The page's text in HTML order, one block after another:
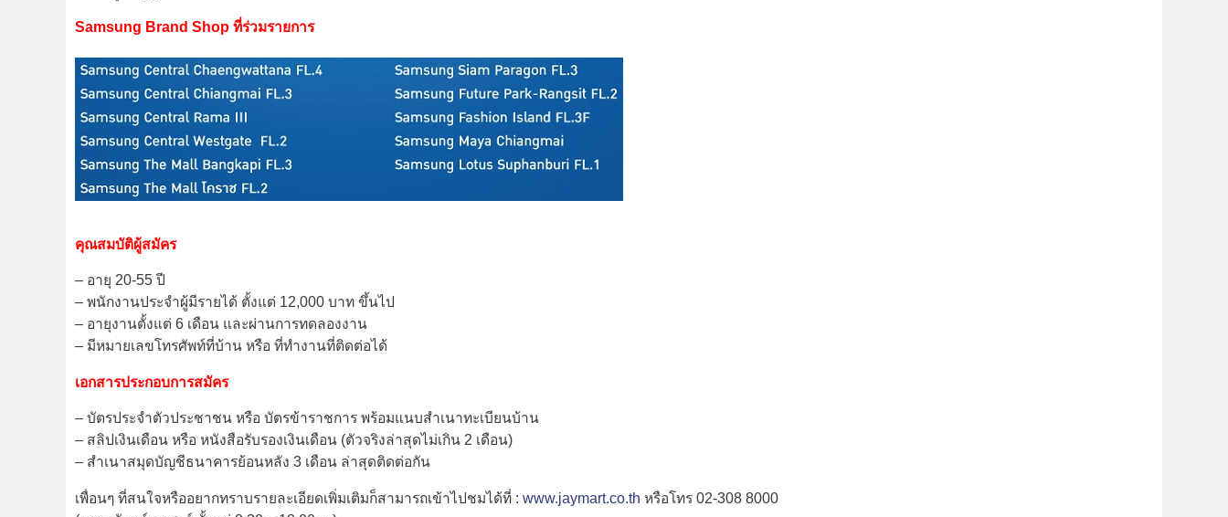
Samsung Brand Shop ที่ร่วมรายการ
คุณสมบัติผู้สมัคร
– อายุ 20-55 ปี
– พนักงานประจำผู้มีรายได้ ตั้งแต่ 12,000 บาท ขึ้นไป
– อายุงานตั้งแต่ 6 เดือน และผ่านการทดลองงาน
– มีหมายเลขโทรศัพท์ที่บ้าน หรือ ที่ทำงานที่ติดต่อได้
เอกสารประกอบการสมัคร
– บัตรประจำตัวประชาชน หรือ บัตรข้าราชการ พร้อมแนบสำเนาทะเบียนบ้าน
– สลิปเงินเดือน หรือ หนังสือรับรองเงินเดือน (ตัวจริงล่าสุดไม่เกิน 2 เดือน)
– สำเนาสมุดบัญชีธนาคารย้อนหลัง 3 เดือน ล่าสุดติดต่อกัน
เพื่อนๆ ที่สนใจหรืออยากทราบรายละเอียดเพิ่มเติมก็สามารถเข้าไปชมได้ที่ : www.jaymart.co.th หรือโทร 02-308 8000